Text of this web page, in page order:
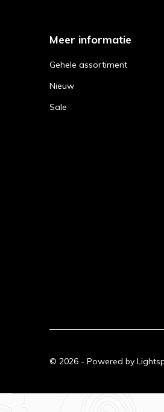
Meer informatie
Gehele assortiment
Nieuw
Sale
© 2026 - Powered by